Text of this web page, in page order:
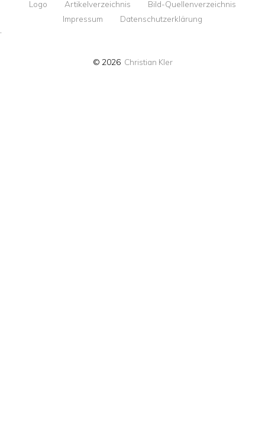
Logo Artikelverzeichnis
Bild-Quellenverzeichnis
Impressum
Datenschutzerklärung
·
© 2026 Christian Kler